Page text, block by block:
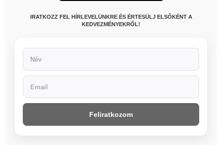
IRATKOZZ FEL HÍRLEVELÜNKRE ÉS ÉRTESÜLJ ELSŐKÉNT A
KEDVEZMÉNYEKRŐL!
Feliratkozom